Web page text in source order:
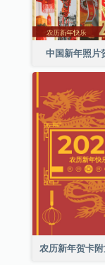
中国新年照片